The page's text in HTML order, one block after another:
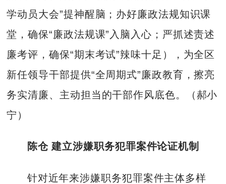
学动员大会”提神醒脑；办好廉政法规知识课
堂，确保“廉政法规课”入脑入心；严抓述责述
廉考评，确保“期末考试”辣味十足），为全区
新任领导干部提供“全周期式”廉政教育，擦亮
务实清廉、主动担当的干部作风底色。（郝小
宁）
陈仓 建立涉嫌职务犯罪案件论证机制
针对近年来涉嫌职务犯罪案件主体多样